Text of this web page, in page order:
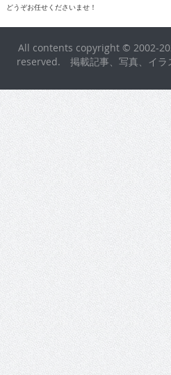
どうぞお任せくださいませ！
All contents copyright © 2002-
reserved. 掲載記事、写真、イラ